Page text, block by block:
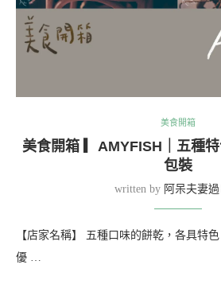
美食開箱
美食開箱 ▎AMYFISH｜五種
包裝
written by 阿呆夫妻
【店家名稱】 五種口味的餅乾，各具特
優 …